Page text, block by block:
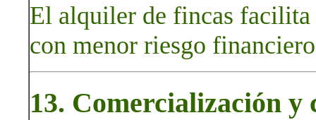
El alquiler de fincas
con menor riesgo
13. Comercialización y